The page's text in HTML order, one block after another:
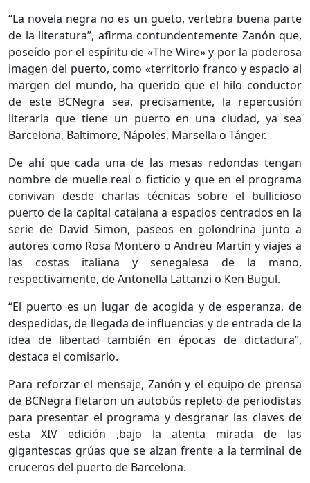
“La novela negra no es un gueto, vertebra buena parte
de la literatura”, afirma contundentemente Zanón que,
poseído por el espíritu de «The Wire» y por la poderosa
imagen del puerto, como «territorio franco y espacio al
margen del mundo, ha querido que el hilo conductor
de este BCNegra sea, precisamente, la repercusión
literaria que tiene un puerto en una ciudad, ya sea
Barcelona, Baltimore, Nápoles, Marsella o Tánger.
De ahí que cada una de las mesas redondas tengan
nombre de muelle real o ficticio y que en el programa
convivan desde charlas técnicas sobre el bullicioso
puerto de la capital catalana a espacios centrados en la
serie de David Simon, paseos en golondrina junto a
autores como Rosa Montero o Andreu Martín y viajes a
las costas italiana y senegalesa de la mano,
respectivamente, de Antonella Lattanzi o Ken Bugul.
“El puerto es un lugar de acogida y de esperanza, de
despedidas, de llegada de influencias y de entrada de la
idea de libertad también en épocas de dictadura”,
destaca el comisario.
Para reforzar el mensaje, Zanón y el equipo de prensa
de BCNegra fletaron un autobús repleto de periodistas
para presentar el programa y desgranar las claves de
esta XIV edición ,bajo la atenta mirada de las
gigantescas grúas que se alzan frente a la terminal de
cruceros del puerto de Barcelona.